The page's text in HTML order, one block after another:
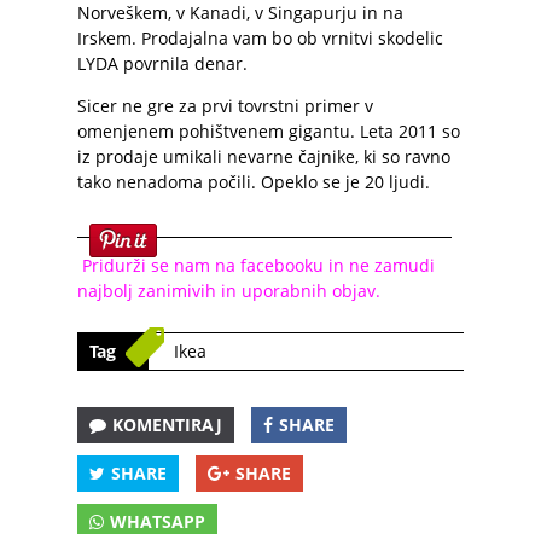
Norveškem, v Kanadi, v Singapurju in na
Irskem. Prodajalna vam bo ob vrnitvi skodelic
LYDA povrnila denar.
Sicer ne gre za prvi tovrstni primer v
omenjenem pohištvenem gigantu. Leta 2011 so
iz prodaje umikali nevarne čajnike, ki so ravno
tako nenadoma počili. Opeklo se je 20 ljudi.
Pridurži se nam na facebooku in ne zamudi
najbolj zanimivih in uporabnih objav.
Tag Ikea
KOMENTIRAJ SHARE
SHARE SHARE
WHATSAPP